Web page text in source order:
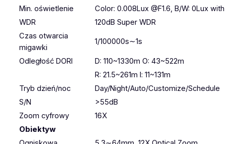
Min. oświetlenie
Color: 0.008Lux @F1.6, B/W: 0Lux with
WDR
120dB Super WDR
Czas otwarcia
migawki
1/100000s∼1s
Odległość DORI
D: 110~1330m O: 43~522m
R: 21.5~261m l: 11~131m
Tryb dzień/noc
Day/Night/Auto/Customize/Schedule
S/N
>55dB
Zoom cyfrowy
16X
Obiektyw